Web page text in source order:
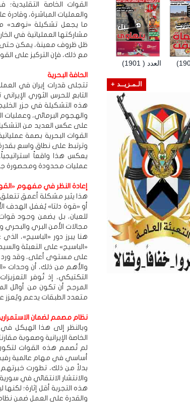
القوات الخاصة
والعمليات المباشرة، وقادرة
ما يجعل تشكيلة «نوهد»
ظل ظروف معينة، يمكن حتى
مع ذلك، فإن التركيز على
الحافة البحرية
تتجلى قدرات إيران في
هذه التشكيلة في جزر
والهجوم البرمائي، وعمليات
على عكس العديد من
القوات البحرية بصمة
وترتبط على نطاق واسع
يعكس هذا واقعاً
عمليات محدودة ومحصورة
إعادة النظر في مفهوم
أو «قوة دلتا» يُغفل الهدف
للعيان، بل يضمن وجود
مجالات الأمن البري والبحري
هنا يبرز دور «الباسيج»،
«الباسيج» على التعبئة
على مستوى أعلى، وقد ورد
والأهم من ذلك، أن وحدات
التكتيكي، إذ تُوفر
المرجح أن تكون من أوائل
متعدد الطبقات يدعم ويُعزز
نظام مصمم لضمان
وبالنظر إلى هذا الهيكل
الخاصة الإيرانية وصعوبة
لم تُصمم هذه القوات لتكون
أساسي في مهام عالمية
بدلاً من ذلك، تطورت خبرتهم
والانتشار الانتقائي في
هذه التجربة أقل إثارة؛
والقدرة على العمل ضمن
العدد ( 1901)
الـمـزيــد +